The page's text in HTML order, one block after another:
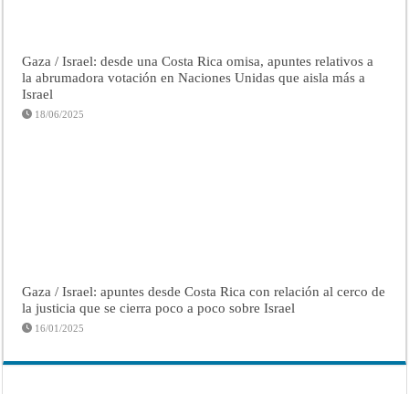
Gaza / Israel: desde una Costa Rica omisa, apuntes relativos a
la abrumadora votación en Naciones Unidas que aisla más a
Israel
18/06/2025
Gaza / Israel: apuntes desde Costa Rica con relación al cerco de
la justicia que se cierra poco a poco sobre Israel
16/01/2025